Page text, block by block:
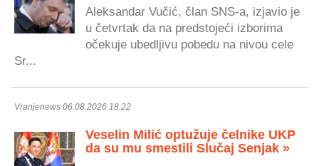
Aleksandar Vučić, član SNS-a, izjavio je
u četvrtak da na predstojeći izborima
očekuje ubedljivu pobedu na nivou cele
Sr...
Vranjenews 06.08.2026 18:22
Veselin Milić optužuje čelnike UKP
da su mu smestili Slučaj Senjak »